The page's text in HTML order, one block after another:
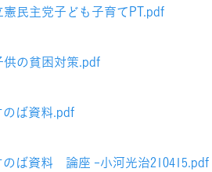
民主党子ども子育てPT.pdf
の貧困対策.pdf
ば資料.pdf
のば資料 論座 -小河光治210415.pdf